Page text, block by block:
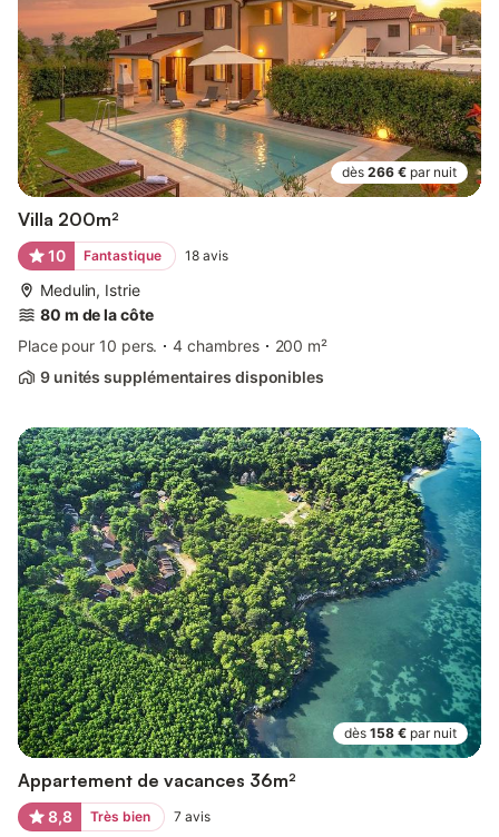
dès 266 € par nuit
Villa 200m²
10 Fantastique 18 avis
Medulin, Istrie
80 m de la côte
Place pour 10 pers.
4 chambres
200 m²
9 unités supplémentaires disponibles
dès 158 € par nuit
Appartement de vacances 36m²
8,8 Très bien 7 avis